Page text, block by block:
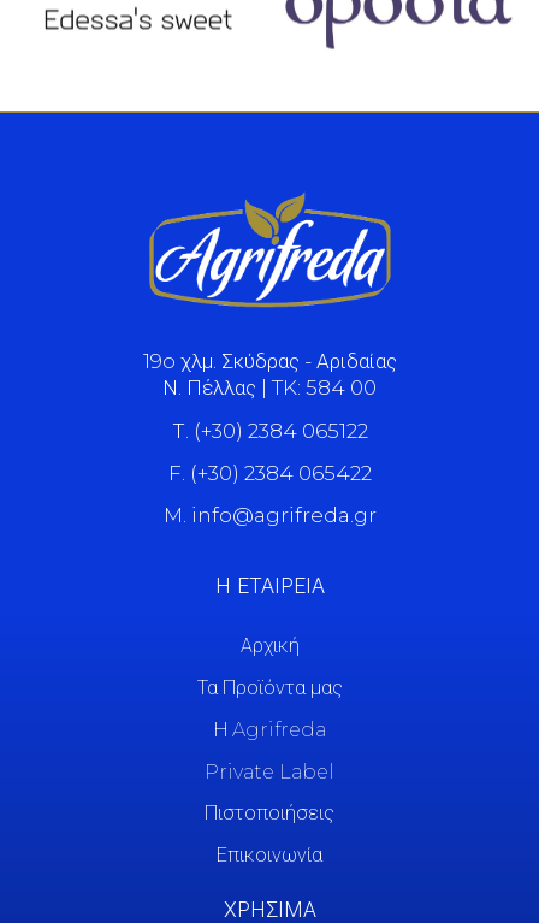
19o χλμ. Σκύδρας - Αριδαίας
Ν. Πέλλας | TK: 584 00
Τ. (+30) 2384 065122
F. (+30) 2384 065422
M. info@agrifreda.gr
Η ΕΤΑΙΡΕΙΑ
Αρχική
Τα Προϊόντα μας
Η Agrifreda
Private Label
Πιστοποιήσεις
Επικοινωνία
ΧΡΗΣΙΜΑ